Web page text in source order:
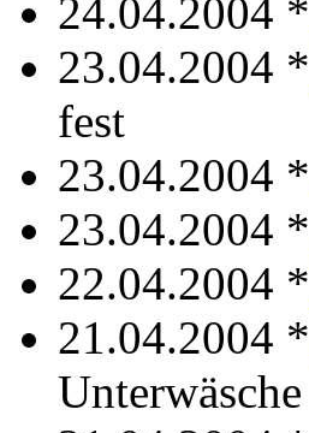
24.04.2004 *
23.04.2004 *
fest
23.04.2004 *
23.04.2004 *
22.04.2004 *
21.04.2004 *
Unterwäsche